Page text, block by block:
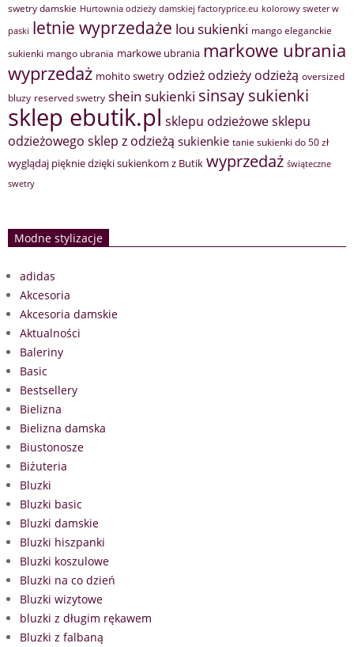
swetry damskie Hurtownia odzieży damskiej factoryprice.eu kolorowy sweter w
paski letnie wyprzedaże lou sukienki mango eleganckie
sukienki mango ubrania markowe ubrania markowe ubrania
wyprzedaż mohito swetry odzież odzieży odzieżą oversized
bluzy reserved swetry shein sukienki sinsay sukienki
sklep ebutik.pl sklepu odzieżowesklepu
odzieżowego sklep z odzieżą sukienkie tanie sukienki do 50 zł
wyglądaj pięknie dzięki sukienkom z Butik wyprzedaż świąteczne
swetry
Modne stylizacje
adidas
Akcesoria
Akcesoria damskie
Aktualności
Baleriny
Basic
Bestsellery
Bielizna
Bielizna damska
Biustonosze
Biżuteria
Bluzki
Bluzki basic
Bluzki damskie
Bluzki hiszpanki
Bluzki koszulowe
Bluzki na co dzień
Bluzki wizytowe
bluzki z długim rękawem
Bluzki z falbaną